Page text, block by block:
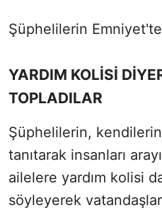
Şüphelilerin
YARDIM KOLİSİ
TOPLADILAR
Şüphelilerin,
tanıtarak insanları
ailelere yardım kolisi
söyleyerek